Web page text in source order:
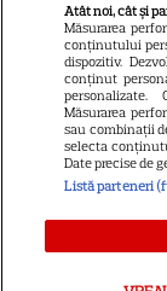
Copyright2026
Atât noi, cât și
Măsurarea
conținutului
dispozitiv.
conținut
personalizate.
Măsurarea
sau combinații
selecta
Date precise de
Listă parteneri